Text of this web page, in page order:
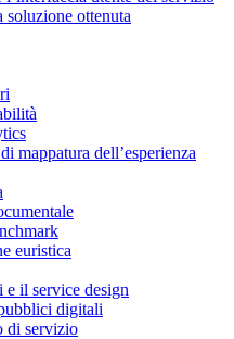
soluzione ottenuta
mappatura dell’esperienza
euristica
e il service design
digitali
di servizio